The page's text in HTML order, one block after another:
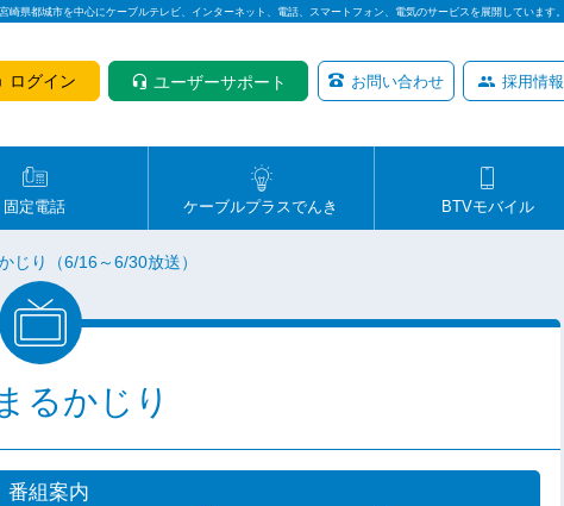
崎県都城市を中心にケーブルテレビ、インターネット、電話、スマートフォン、電気のサービスを展開しています。
ログイン ユーザーサポート お問い合わせ 採用情報
固定電話 ケーブルプラスでんき BTVモバイル
じり（6/16～6/30放送）
るかじり
番組案内